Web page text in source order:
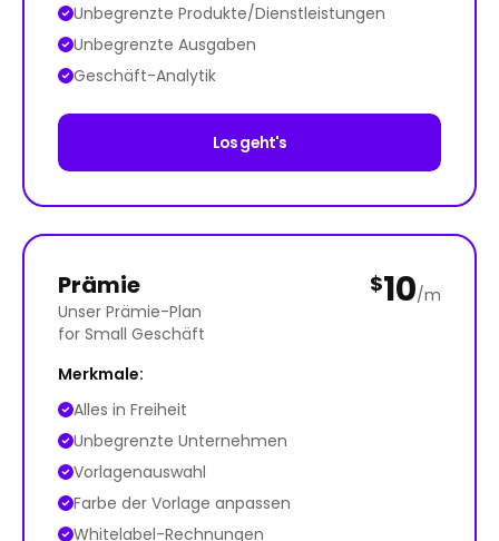
Unbegrenzte Produkte/Dienstleistungen
Unbegrenzte Ausgaben
Geschäft-Analytik
Los geht's
Prämie
Unser Prämie-Plan
for Small Geschäft
$10/m
Merkmale:
Alles in Freiheit
Unbegrenzte Unternehmen
Vorlagenauswahl
Farbe der Vorlage anpassen
Whitelabel-Rechnungen